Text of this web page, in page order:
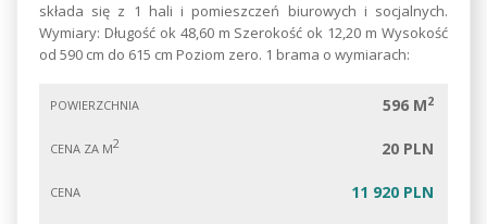
składa się z 1 hali i pomieszczeń biurowych i socjalnych.
Wymiary: Długość ok 48,60 m Szerokość ok 12,20 m Wysokość
od 590 cm do 615 cm Poziom zero. 1 brama o wymiarach:
POWIERZCHNIA 596 M2
CENA ZA M2 20 PLN
CENA 11 920 PLN